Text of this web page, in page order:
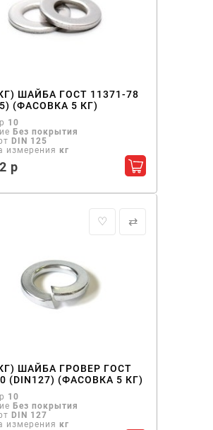
ШАЙБА ГОСТ 11371-78
(ФАСОВКА 5 КГ)
10
Без покрытия
DIN 125
измерения кг
р Добавить в
♡ ⇄
ШАЙБА ГРОВЕР ГОСТ
(DIN127) (ФАСОВКА 5 КГ)
10
Без покрытия
DIN 127
измерения кг